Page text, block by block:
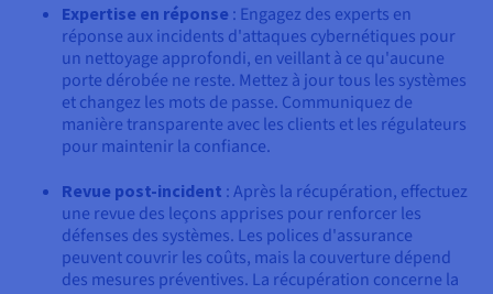
Expertise en réponse : Engagez des experts en
réponse aux incidents d'attaques cybernétiques pour
un nettoyage approfondi, en veillant à ce qu'aucune
porte dérobée ne reste. Mettez à jour tous les systèmes
et changez les mots de passe. Communiquez de
manière transparente avec les clients et les régulateurs
pour maintenir la confiance.
Revue post-incident : Après la récupération, effectuez
une revue des leçons apprises pour renforcer les
défenses des systèmes. Les polices d'assurance
peuvent couvrir les coûts, mais la couverture dépend
des mesures préventives. La récupération concerne la